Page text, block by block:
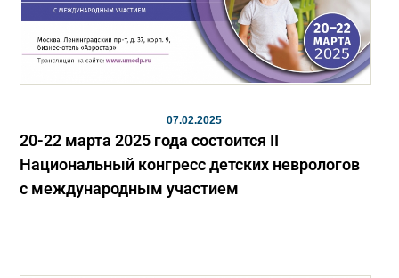
07.02.2025
20-22 марта 2025 года состоится II
Национальный конгресс детских неврологов
с международным участием